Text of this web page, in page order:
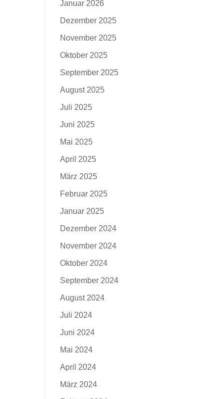
Januar 2026
Dezember 2025
November 2025
Oktober 2025
September 2025
August 2025
Juli 2025
Juni 2025
Mai 2025
April 2025
März 2025
Februar 2025
Januar 2025
Dezember 2024
November 2024
Oktober 2024
September 2024
August 2024
Juli 2024
Juni 2024
Mai 2024
April 2024
März 2024